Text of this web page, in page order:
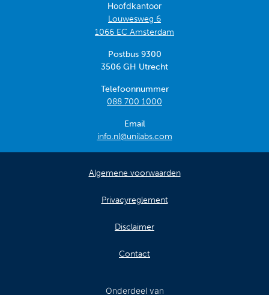
Hoofdkantoor
Louwesweg 6
1066 EC Amsterdam
Postbus 9300
3506 GH Utrecht
Telefoonnummer
088 700 1000
Email
info.nl@unilabs.com
Algemene voorwaarden
Privacyreglement
Disclaimer
Contact
Onderdeel van